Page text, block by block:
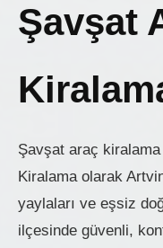
Şavşat
Şavşat araç
Kiralama olarak
yaylaları ve eşsiz
ilçesinde güvenli,